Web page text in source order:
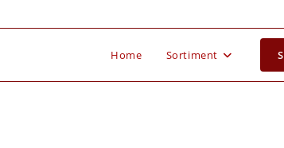
Home Sortiment